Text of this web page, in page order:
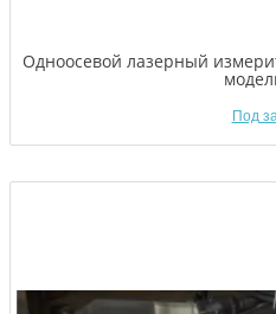
Одноосевой лазерный
Под